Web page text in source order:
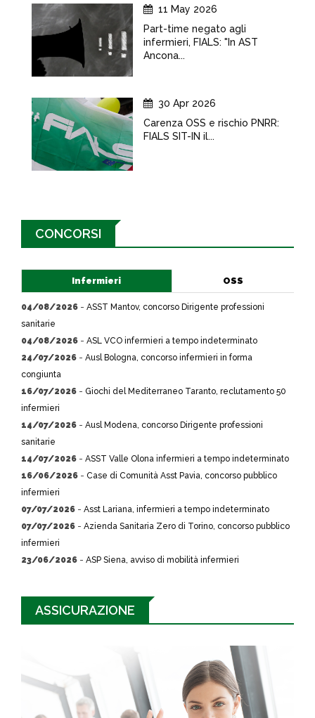
11 May 2026
Part-time negato agli
infermieri, FIALS: "In AST
Ancona...
30 Apr 2026
Carenza OSS e rischio PNRR:
FIALS SIT-IN il...
CONCORSI
Infermieri OSS
04/08/2026 - ASST Mantov, concorso Dirigente professioni
sanitarie
04/08/2026 - ASL VCO infermieri a tempo indeterminato
24/07/2026 - Ausl Bologna, concorso infermieri in forma
congiunta
16/07/2026 - Giochi del Mediterraneo Taranto, reclutamento 50
infermieri
14/07/2026 - Ausl Modena, concorso Dirigente professioni
sanitarie
14/07/2026 - ASST Valle Olona infermieri a tempo indeterminato
16/06/2026 - Case di Comunità Asst Pavia, concorso pubblico
infermieri
07/07/2026 - Asst Lariana, infermieri a tempo indeterminato
07/07/2026 - Azienda Sanitaria Zero di Torino, concorso pubblico
infermieri
23/06/2026 - ASP Siena, avviso di mobilità infermieri
ASSICURAZIONE